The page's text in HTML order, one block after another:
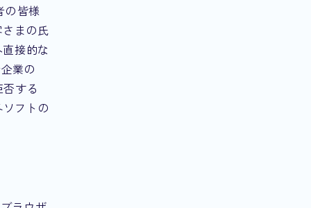
の皆様
まの氏
接的な
業の
する
フトの